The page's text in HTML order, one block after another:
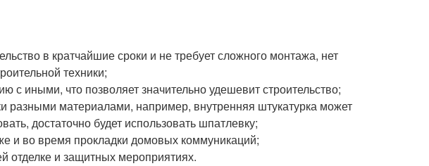
в кратчайшие сроки и не требует сложного монтажа, нет
техники;
с иными, что позволяет значительно удешевит строительство;
разными материалами, например, внутренняя штукатурка может
достаточно будет использовать шпатлевку;
и во время прокладки домовых коммуникаций;
отделке и защитных мероприятиях.